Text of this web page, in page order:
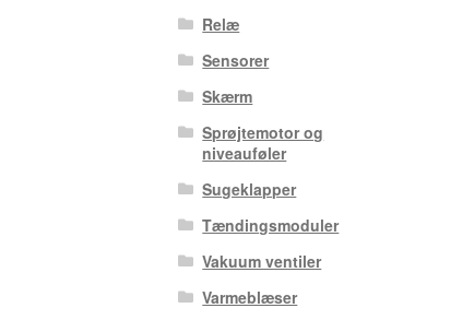
Relæ
Sensorer
Skærm
Sprøjtemotor og
niveauføler
Sugeklapper
Tændingsmoduler
Vakuum ventiler
Varmeblæser